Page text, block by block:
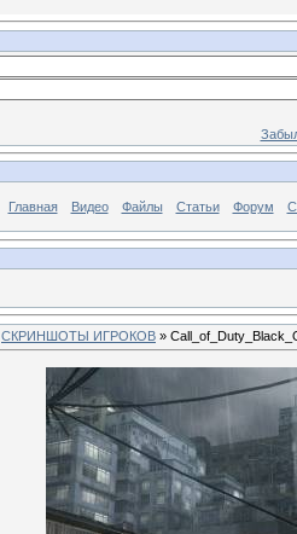
Главная Видео Файлы Статьи Форум
СКРИНШОТЫ ИГРОКОВ »